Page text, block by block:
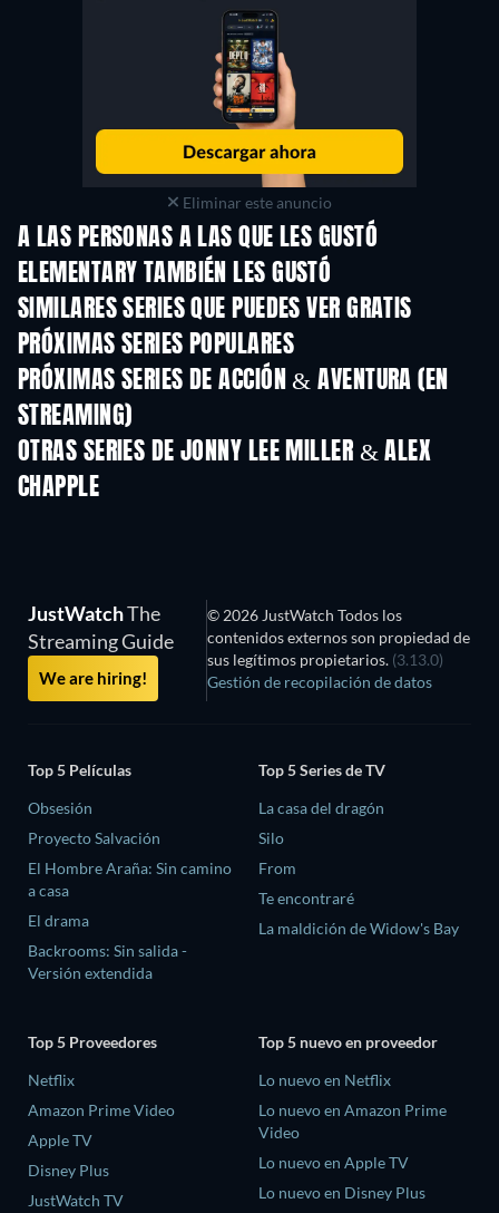
Eliminar este anuncio
A LAS PERSONAS A LAS QUE LES GUSTÓ
ELEMENTARY TAMBIÉN LES GUSTÓ
TV
SIMILARES SERIES QUE PUEDES VER GRATIS
TV TV
PRÓXIMAS SERIES POPULARES
TV
PRÓXIMAS SERIES DE ACCIÓN & AVENTURA (EN
STREAMING)Temporada 2
OTRAS SERIES DE JONNY LEE MILLER & ALEX
CHAPPLE
JustWatchThe
Streaming Guide
We are hiring!
© 2026 JustWatch Todos los
contenidos externos son propiedad de
sus legítimos propietarios. (3.13.0)
Gestión de recopilación de datos
Top 5 Películas
Obsesión
Proyecto Salvación
El Hombre Araña: Sin camino
a casa
El drama
Backrooms: Sin salida -
Versión extendida
Top 5 Series de TV
La casa del dragón
Silo
From
Te encontraré
La maldición de Widow's Bay
Top 5 Proveedores
Netflix
Amazon Prime Video
Apple TV
Disney Plus
JustWatch TV
Top 5 nuevo en proveedor
Lo nuevo en Netflix
Lo nuevo en Amazon Prime
Video
Lo nuevo en Apple TV
Lo nuevo en Disney Plus